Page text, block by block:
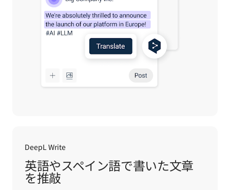
DeepL Write
英語やスペイン語で書いた文章
を推敲